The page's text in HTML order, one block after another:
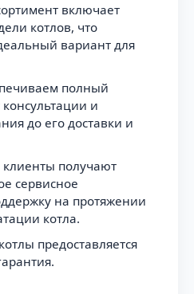
включает
котлов, что
вариант для
полный
консультации и
до его доставки и
получают
сервисное
на протяжении
котла.
предоставляется